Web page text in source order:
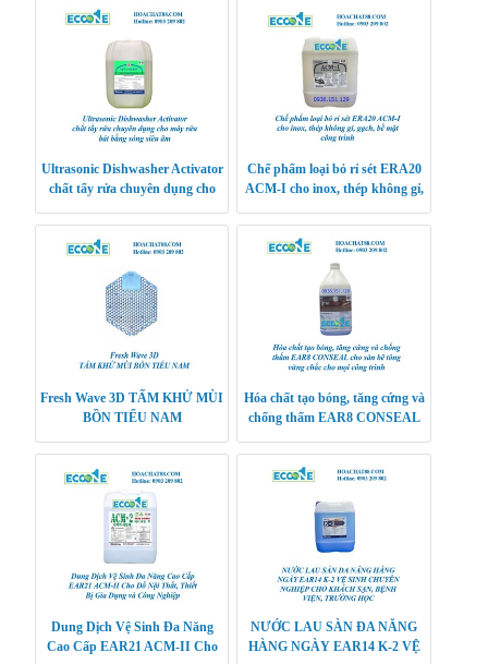
Ultrasonic Dishwasher Activator
chất tẩy rửa chuyên dụng cho
Chế phẩm loại bỏ rỉ sét ERA20
ACM-I cho inox, thép không gỉ,
Fresh Wave 3D TẤM KHỬ MÙI
BỒN TIỂU NAM
Hóa chất tạo bóng, tăng cứng và
chống thấm EAR8 CONSEAL
mọi công trình
Dung Dịch Vệ Sinh Đa Năng
Cao Cấp EAR21 ACM-II Cho
NƯỚC LAU SÀN ĐA NĂNG
HÀNG NGÀY EAR14 K-2 VỆ